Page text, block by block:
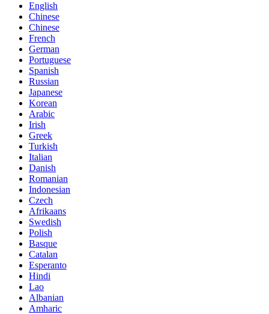
English
Chinese
Chinese
French
German
Portuguese
Spanish
Russian
Japanese
Korean
Arabic
Irish
Greek
Turkish
Italian
Danish
Romanian
Indonesian
Czech
Afrikaans
Swedish
Polish
Basque
Catalan
Esperanto
Hindi
Lao
Albanian
Amharic